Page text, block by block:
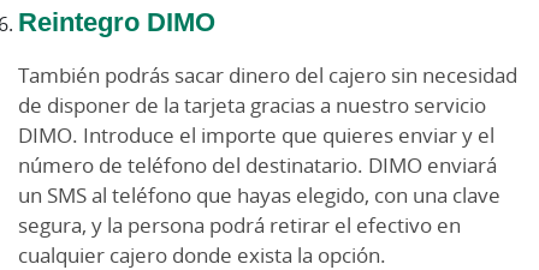
Reintegro DIMO
También podrás sacar dinero del cajero sin necesidad
de disponer de la tarjeta gracias a nuestro servicio
DIMO. Introduce el importe que quieres enviar y el
número de teléfono del destinatario. DIMO enviará
un SMS al teléfono que hayas elegido, con una clave
segura, y la persona podrá retirar el efectivo en
cualquier cajero donde exista la opción.